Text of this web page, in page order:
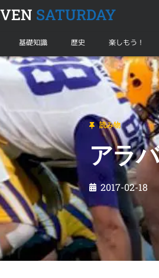
SATURDAY
基礎知識 歴史 楽しもう！
マ大嫌いもほどほどに？！
読み物
アラ
2017-02-18